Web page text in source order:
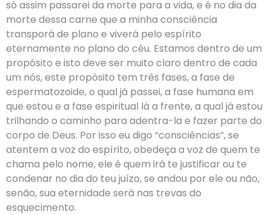
só assim passarei da morte para a vida, e é no dia da
morte dessa carne que a minha consciência
transporá de plano e viverá pelo espírito
eternamente no plano do céu. Estamos dentro de um
propósito e isto deve ser muito claro dentro de cada
um nós, este propósito tem três fases, a fase de
espermatozoide, o qual já passei, a fase humana em
que estou e a fase espiritual lá a frente, a qual já estou
trilhando o caminho para adentra-la e fazer parte do
corpo de Deus. Por isso eu digo “consciências”, se
atentem a voz do espírito, obedeça a voz de quem te
chama pelo nome, ele é quem irá te justificar ou te
condenar no dia do teu juízo, se andou por ele ou não,
senão, sua eternidade será nas trevas do
esquecimento.